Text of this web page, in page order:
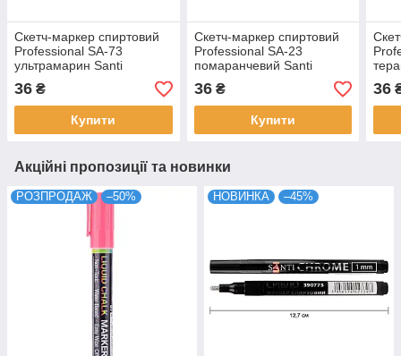
Скетч-маркер спиртовий
Professional SA-73
ультрамарин Santi
(390881)
36 ₴
Купити
Скетч-маркер спиртовий
Professional SA-23
помаранчевий Santi
(390851)
36₴
Купити
36
Акційні пропозиції та новинки
РОЗПРОДАЖ –50% НОВИНКА –45%